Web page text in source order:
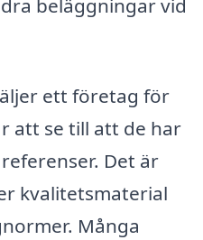
beläggningar vid
ett företag för
att se till att de har
Det är
kvalitetsmaterial
Många